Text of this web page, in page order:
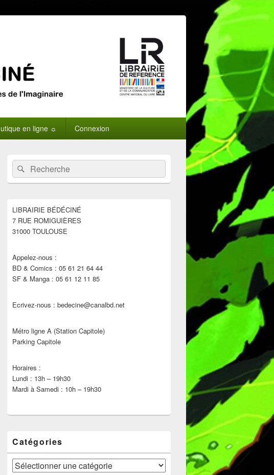
en ligne ☼ Connexion
VO de la semaine du 20 Avril 2022 !!!
Zone
principale
de
widget
barre
latérale
Recherche :Rechercher
LIBRAIRIE BÉDÉCINÉ
7 RUE ROMIGUIÈRES
31000 TOULOUSE
Appelez-nous :
BD & Comics : 05 61 21 64 44
SF & Manga : 05 61 12 11 85
Ecrivez-nous : bedecine@canalbd.net
Métro ligne A (Station Capitole)
Parking Capitole
Horaires :
Lundi : 13h – 19h30
Mardi à Samedi : 10h – 19h30
Catégories
Catégories